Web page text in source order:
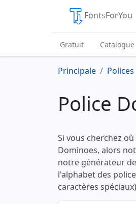
FontsForYou
Gratuit Catalogue
Principale Polices
Police
Si vous cherchez
Dominoes, alors
notre générateur
l'alphabet des
caractères